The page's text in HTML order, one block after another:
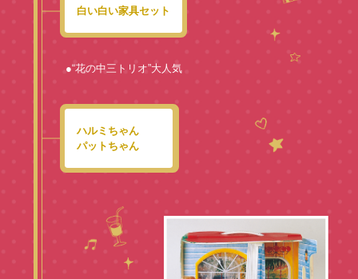
白い白い家具セット
●“花の中三トリオ”大人気
ハルミちゃん
パットちゃん